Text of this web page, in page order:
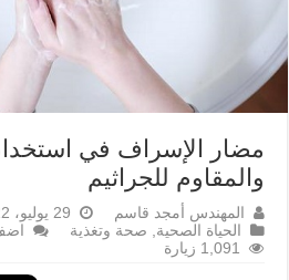
مضار الإسراف في
والمقاوم للجراثيم
المهندس أمجد قاسم
29 يوليو، 2022
الحياة الصحية, صحة وتغذية
1,091 زيارة